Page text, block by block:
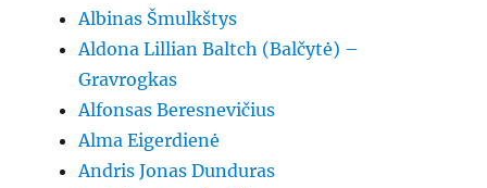
Albinas Šmulkštys
Aldona Lillian Baltch (Balčytė) –
Gravrogkas
Alfonsas Beresnevičius
Alma Eigerdienė
Andris Jonas Dunduras